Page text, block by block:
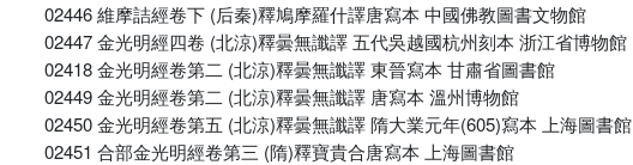
02446 維摩詰經卷下 (后秦)釋鳩摩羅什譯唐寫本 中國佛教圖書文物館
02447 金光明經四卷 (北涼)釋曇無讖譯 五代吳越國杭州刻本 浙江省博物館
02418 金光明經卷第二 (北涼)釋曇無讖譯 東晉寫本 甘肅省圖書館
02449 金光明經卷第二 (北涼)釋曇無讖譯 唐寫本 溫州博物館
02450 金光明經卷第五 (北涼)釋曇無讖譯 隋大業元年(605)寫本 上海圖書館
02451 合部金光明經卷第三 (隋)釋寶貴合唐寫本 上海圖書館